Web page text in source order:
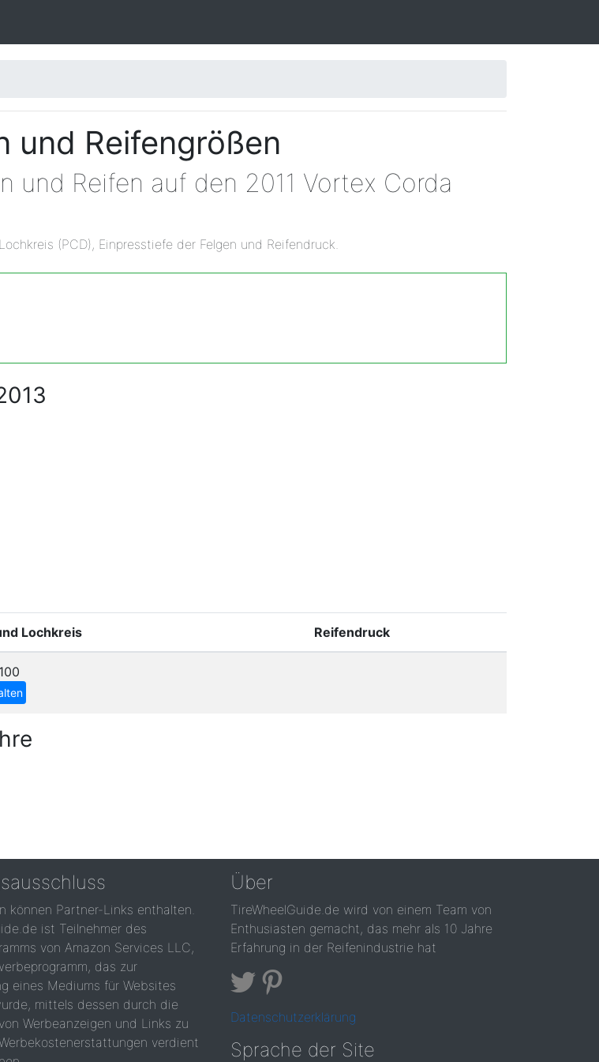
und Reifengrößen
und Reifen auf den 2011 Vortex Corda
(PCD), Einpresstiefe der Felgen und Reifendruck.
Lochkreis Reifendruck
können Partner-Links enthalten.
ist Teilnehmer des
von Amazon Services LLC,
das zur
eines Mediums für Websites
mittels dessen durch die
Werbeanzeigen und Links zu
verdient
Über
TireWheelGuide.de wird von einem Team von
Enthusiasten gemacht, das mehr als 10 Jahre
Erfahrung in der Reifenindustrie hat
Datenschutzerklärung
Sprache der Site